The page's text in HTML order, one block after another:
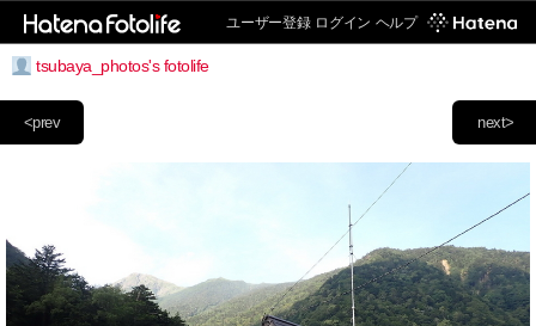
ユーザー登録 ログイン ヘルプ
tsubaya_photos's fotolife
next>
<prev